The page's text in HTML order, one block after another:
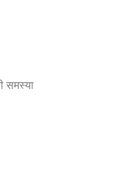
समस्या